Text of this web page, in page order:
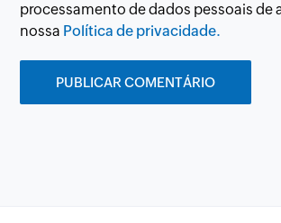
processamento de dados pessoais de
nossa Política de privacidade.